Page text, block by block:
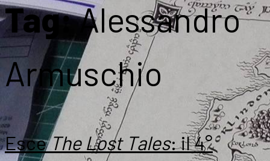
Tag:Alessandro
Armuschio
EsceThe Lost Tales: il 4°